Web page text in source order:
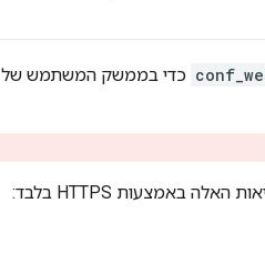
כדי בממשק המשתמש של